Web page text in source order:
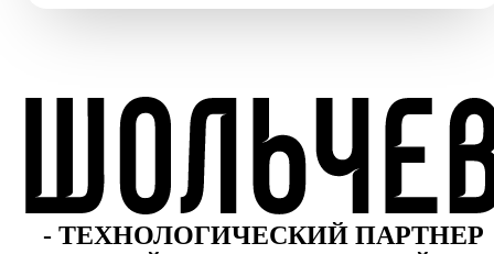
- ТЕХНОЛОГИЧЕСКИЙ ПАРТНЕР